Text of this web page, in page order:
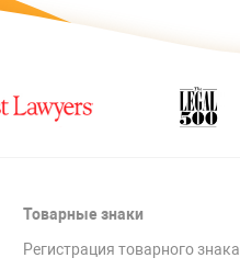
Товарные знаки
Регистрация товарного знака